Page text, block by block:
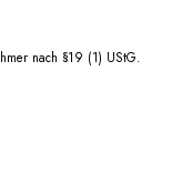
nach §19 (1) UStG.